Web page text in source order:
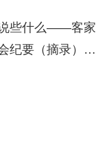
些什么——客家
纪要（摘录）…